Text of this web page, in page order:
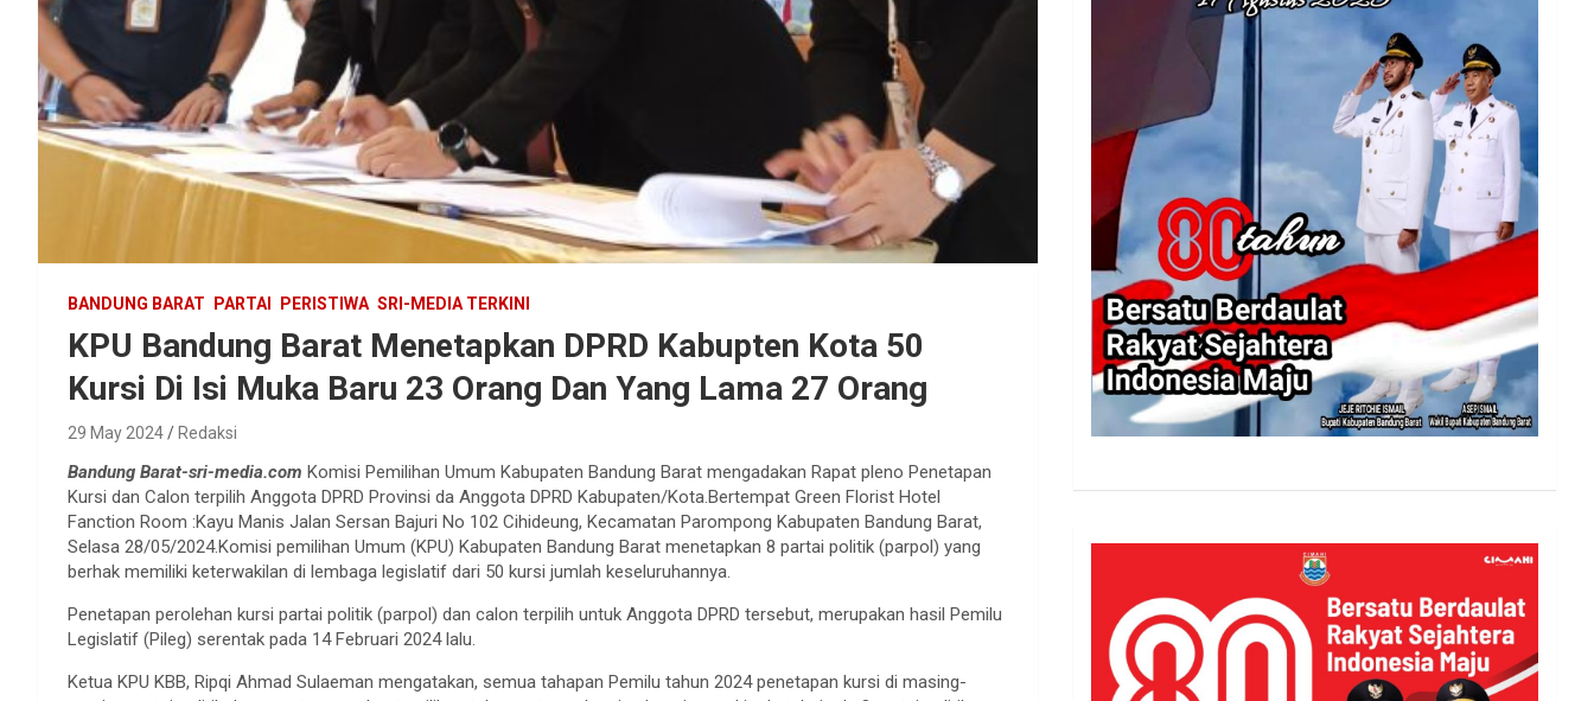
BANDUNG BARAT PARTAI PERISTIWA SRI-MEDIA TERKINI
KPU Bandung Barat Menetapkan DPRD Kabupten Kota 50
Kursi Di Isi Muka Baru 23 Orang Dan Yang Lama 27 Orang
29 May 2024 Redaksi
Bandung Barat-sri-media.com Komisi Pemilihan Umum Kabupaten Bandung Barat mengadakan Rapat pleno Penetapan
Kursi dan Calon terpilih Anggota DPRD Provinsi da Anggota DPRD Kabupaten/Kota.Bertempat Green Florist Hotel
Fanction Room :Kayu Manis Jalan Sersan Bajuri No 102 Cihideung, Kecamatan Parompong Kabupaten Bandung Barat,
Selasa 28/05/2024.Komisi pemilihan Umum (KPU) Kabupaten Bandung Barat menetapkan 8 partai politik (parpol) yang
berhak memiliki keterwakilan di lembaga legislatif dari 50 kursi jumlah keseluruhannya.
Penetapan perolehan kursi partai politik (parpol) dan calon terpilih untuk Anggota DPRD tersebut, merupakan hasil Pemilu
Legislatif (Pileg) serentak pada 14 Februari 2024 lalu.
Ketua KPU KBB, Ripqi Ahmad Sulaeman mengatakan, semua tahapan Pemilu tahun 2024 penetapan kursi di masing-